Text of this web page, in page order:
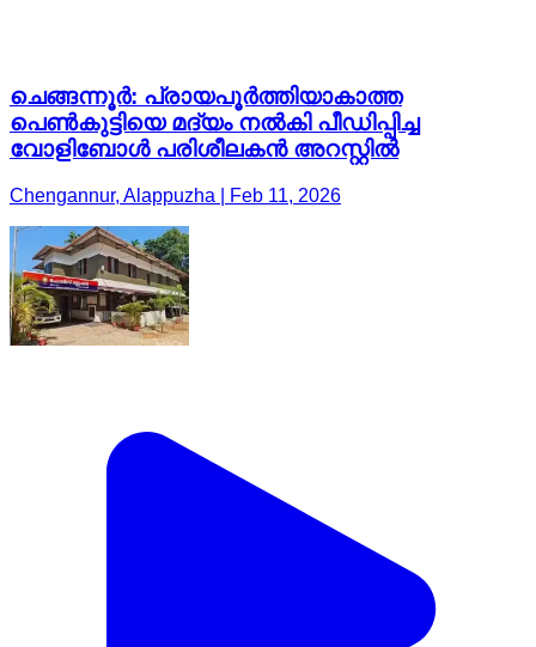
ചെങ്ങന്നൂർ: പ്രായപൂർത്തിയാകാത്ത
പെൺകുട്ടിയെ മദ്യം നൽകി പീഡിപ്പിച്ച
വോളിബോൾ പരിശീലകൻ അറസ്റ്റിൽ
Chengannur, Alappuzha | Feb 11, 2026